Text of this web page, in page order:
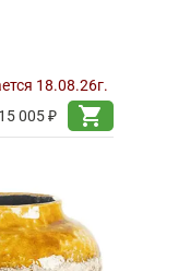
18.08.26г.
15 005 ₽
shopping_cart